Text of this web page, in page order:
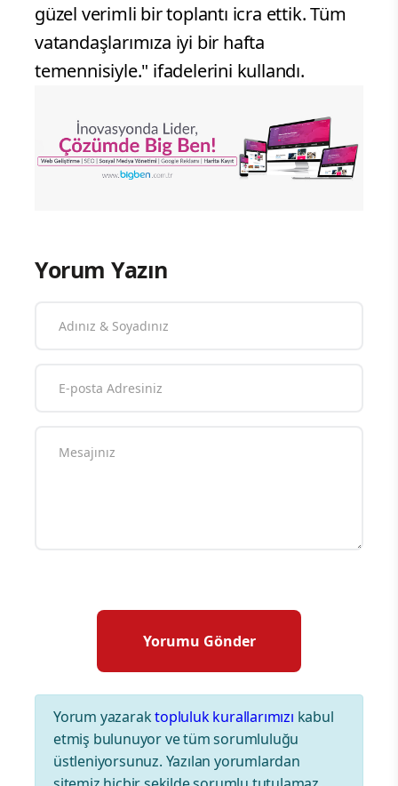
güzel verimli bir toplantı icra ettik. Tüm
vatandaşlarımıza iyi bir hafta
temennisiyle." ifadelerini kullandı.
Yorum Yazın
Yorum yazaraktopluluk kurallarımızı kabul
etmiş bulunuyor ve tüm sorumluluğu
üstleniyorsunuz. Yazılan yorumlardan